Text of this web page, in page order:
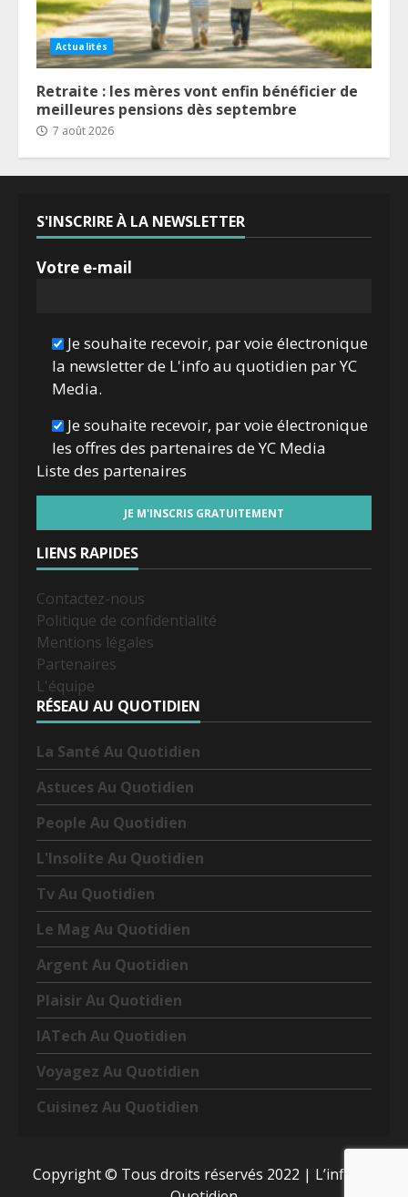
Actualités
Retraite : les mères vont enfin bénéficier de
meilleures pensions dès septembre
7 août 2026
S'INSCRIRE À LA NEWSLETTER
Votre e-mail
Je souhaite recevoir, par voie électronique
la newsletter de L'info au quotidien par YC
Media.
Je souhaite recevoir, par voie électronique
les offres des partenaires de YC Media
Liste des partenaires
LIENS RAPIDES
Contactez-nous
Politique de confidentialité
Mentions légales
Partenaires
L'équipe
RÉSEAU AU QUOTIDIEN
La Santé Au Quotidien
Astuces Au Quotidien
People Au Quotidien
L'Insolite Au Quotidien
Tv Au Quotidien
Le Mag Au Quotidien
Argent Au Quotidien
Plaisir Au Quotidien
IATech Au Quotidien
Voyagez Au Quotidien
Cuisinez Au Quotidien
Copyright © Tous droits réservés 2022 | L’info Au